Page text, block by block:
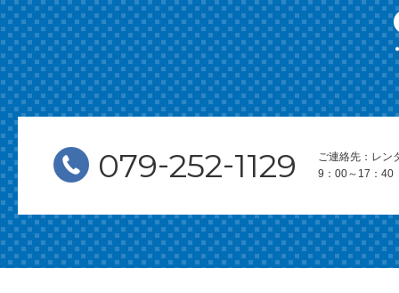
079-252-1129
ご連絡先：レン
9：00～17：